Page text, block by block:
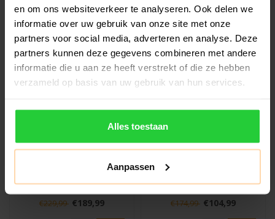
en om ons websiteverkeer te analyseren. Ook delen we
informatie over uw gebruik van onze site met onze
partners voor social media, adverteren en analyse. Deze
partners kunnen deze gegevens combineren met andere
informatie die u aan ze heeft verstrekt of die ze hebben
verzameld op basis van uw gebruik van hun services.
Alles toestaan
Aanpassen
SALE -17%
Pack 2025
De Bullpadel Vertex 04 W
Pack 2025 is een compleet
padelpakket voor de
fanatieke..
€229,99 €189,99
SALE -40%
25V Heren
De Bullpadel Xplo 25V
Heren padelschoen is een
hoogwaardige schoen
speciaal ontw..
€174,99 €104,99